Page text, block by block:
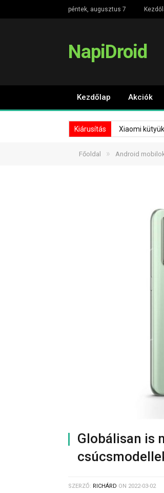
péntek, augusztus 7
NapiDroid
Kezdőlap Akciók
Kiárusítás Xiaomi
Főoldal » Android
Globálisan is
SZERZŐ: RICHÁRD ON 2022-03-02